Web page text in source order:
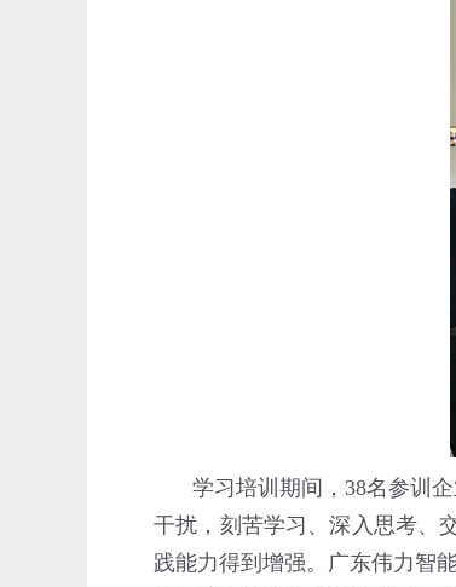
学习培训期间，38名参训
干扰，刻苦学习、深入思考、
践能力得到增强。广东伟力智